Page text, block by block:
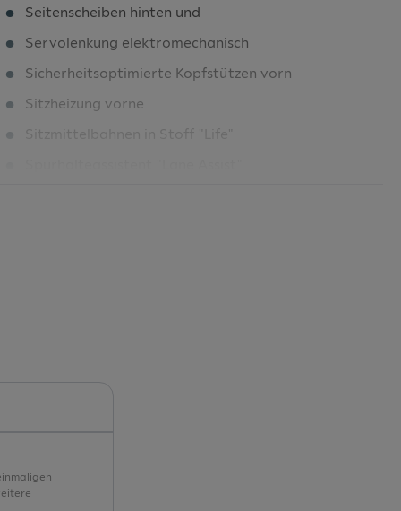
Seitenscheiben hinten und
Servolenkung elektromechanisch
Sicherheitsoptimierte Kopfstützen vorn
Sitzheizung vorne
Umfeldbeleuchtung mit Logoprojektion
Unlimited-Paket